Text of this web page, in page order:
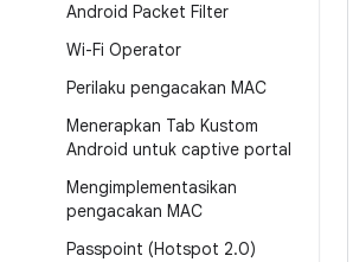
Android Packet Filter
Wi-Fi Operator
Perilaku pengacakan MAC
Menerapkan Tab Kustom
Android untuk captive portal
Mengimplementasikan
pengacakan MAC
Passpoint (Hotspot 2.0)